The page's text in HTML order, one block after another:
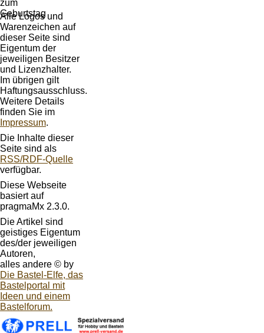
Alle Logos und
Warenzeichen auf
dieser Seite sind
Eigentum der
jeweiligen Besitzer
und Lizenzhalter.
Im übrigen gilt
Haftungsausschluss.
Weitere Details
finden Sie im
Impressum.
Die Inhalte dieser
Seite sind als
RSS/RDF-Quelle
verfügbar.
Diese Webseite
basiert auf
pragmaMx 2.3.0.
Die Artikel sind
geistiges Eigentum
des/der jeweiligen
Autoren,
alles andere © by
Die Bastel-Elfe, das
Bastelportal mit
Ideen und einem
Bastelforum.